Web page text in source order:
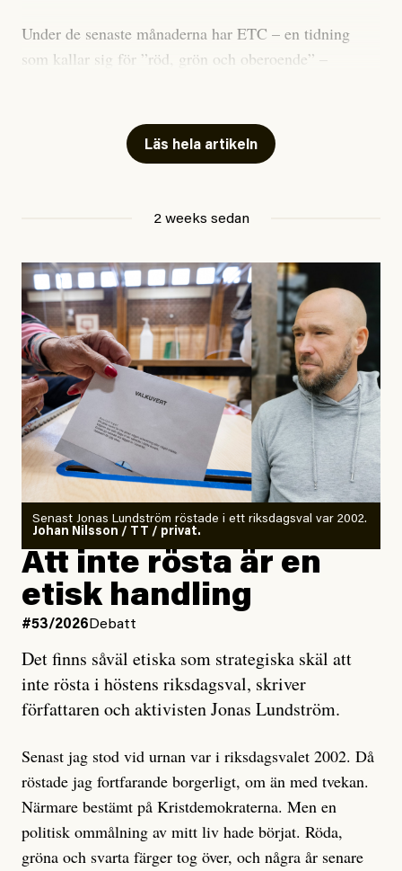
Under de senaste månaderna har ETC – en tidning
som kallar sig för ”röd, grön och oberoende” –
skriver för? Vad betyder det att vara en ”röd, grön och
oberoende” tidning? Och vad är egentligen bra
utpekas som israelisk infiltratör”. Enligt ingressen
handlar artikeln om en person vars ”bakgrund skapar
splittring och oro i rörelsen”. Problemet är att artikeln
skapar betydligt mer oro i palestinarörelsen – och den
oberoende vänstern – än den porträtterade personen
eller dess bakgrund.
Det finns en väldigt enkel regel inom alla politiska
rörelser när det gäller misstänkta infiltratörer:
Antingen har en bevis på att de är infiltratörer, och då
ska en gå ut med det så fort det bara går för att skydda
rörelsen. Eller så har en inga bevis, bara misstankar,
och då ska en efterforska diskret, just för att inte skapa
oro inom rörelsen.
Artikeln undersöker inte, som ETC påstår, ”vad som
är sant, vad som är rykten”, utan den bidrar bara till
ännu mer ryktesspridning. Det finns inte ett enda bevis
misstänkta personen är en infiltratör. Det som läsaren
får veta är att personen har ändrat sina politiska åsikter
under åren, att den har raderat tidigare innehåll på sina
sociala medier, att artikelns författare inte förstår sig
på personens ekonomi och att det tydligen finns
Läs hela artikeln
2 weeks sedan
Senast Jonas Lundström röstade i ett riksdagsval var 2002.
Johan Nilsson / TT / privat.
Att inte rösta är en
etisk handling
#53/2026 Debatt
Det finns såväl etiska som strategiska skäl att
inte rösta i höstens riksdagsval, skriver
författaren och aktivisten Jonas Lundström.
Senast jag stod vid urnan var i riksdagsvalet 2002. Då
röstade jag fortfarande borgerligt, om än med tvekan.
Närmare bestämt på Kristdemokraterna. Men en
politisk ommålning av mitt liv hade börjat. Röda,
gröna och svarta färger tog över, och några år senare